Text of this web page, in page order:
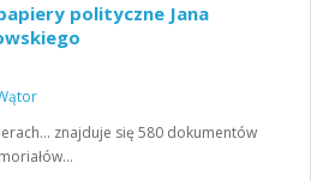
polityczne Jana
znajduje się 580 dokumentów